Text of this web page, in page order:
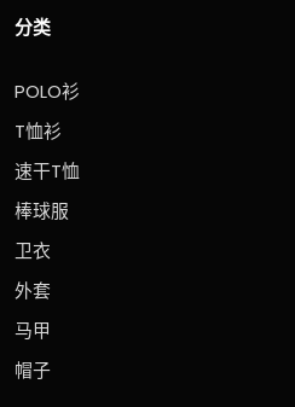
分类
POLO衫
T恤衫
速干T恤
棒球服
卫衣
外套
马甲
帽子